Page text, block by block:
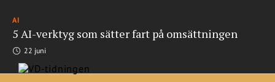
AI
5 AI-verktyg som sätter fart på omsättningen
22 juni